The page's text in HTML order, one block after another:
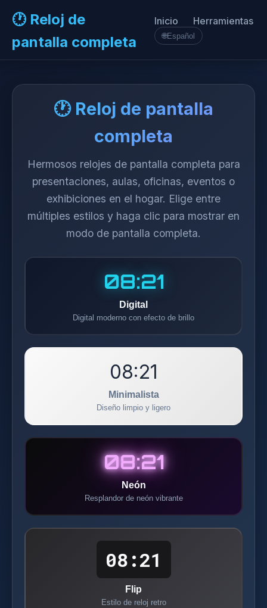
🕐 Reloj de
pantalla completa
Inicio Herramientas
🌐Español
🕐 Reloj de pantalla
completa
Hermosos relojes de pantalla completa para
presentaciones, aulas, oficinas, eventos o
exhibiciones en el hogar. Elige entre
múltiples estilos y haga clic para mostrar en
modo de pantalla completa.
08:21
Digital
Digital moderno con efecto de brillo
08:21
Minimalista
Diseño limpio y ligero
08:21
Neón
Resplandor de neón vibrante
08:21
Flip
Estilo de reloj retro